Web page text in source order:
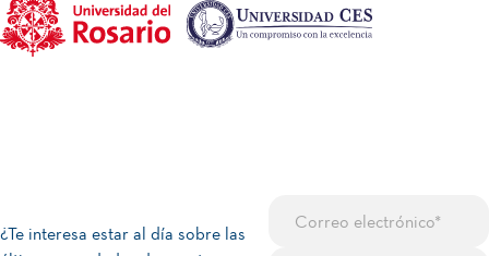
¿Te interesa estar al día sobre las